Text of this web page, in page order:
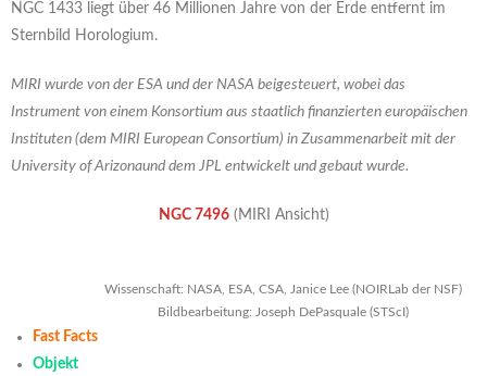
NGC 1433 liegt über 46 Millionen Jahre von der Erde entfernt im
Sternbild Horologium.
MIRI wurde von der ESA und der NASA beigesteuert, wobei das
Instrument von einem Konsortium aus staatlich finanzierten europäischen
Instituten (dem MIRI European Consortium) in Zusammenarbeit mit der
University of Arizonaund dem JPL entwickelt und gebaut wurde.
NGC 7496(MIRI Ansicht)
Wissenschaft: NASA, ESA, CSA, Janice Lee (NOIRLab der NSF)
Bildbearbeitung: Joseph DePasquale (STScI)
Fast Facts
Objekt